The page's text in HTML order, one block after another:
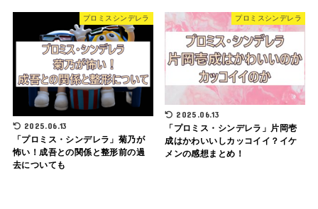
プロミスシンデレラ
2025.06.13
「プロミス・シンデレラ」菊乃が
怖い！成吾との関係と整形前の過
去についても
プロミスシンデレラ
2025.06.13
「プロミス・シンデレラ」片岡壱
成はかわいいしカッコイイ？イケ
メンの感想まとめ！